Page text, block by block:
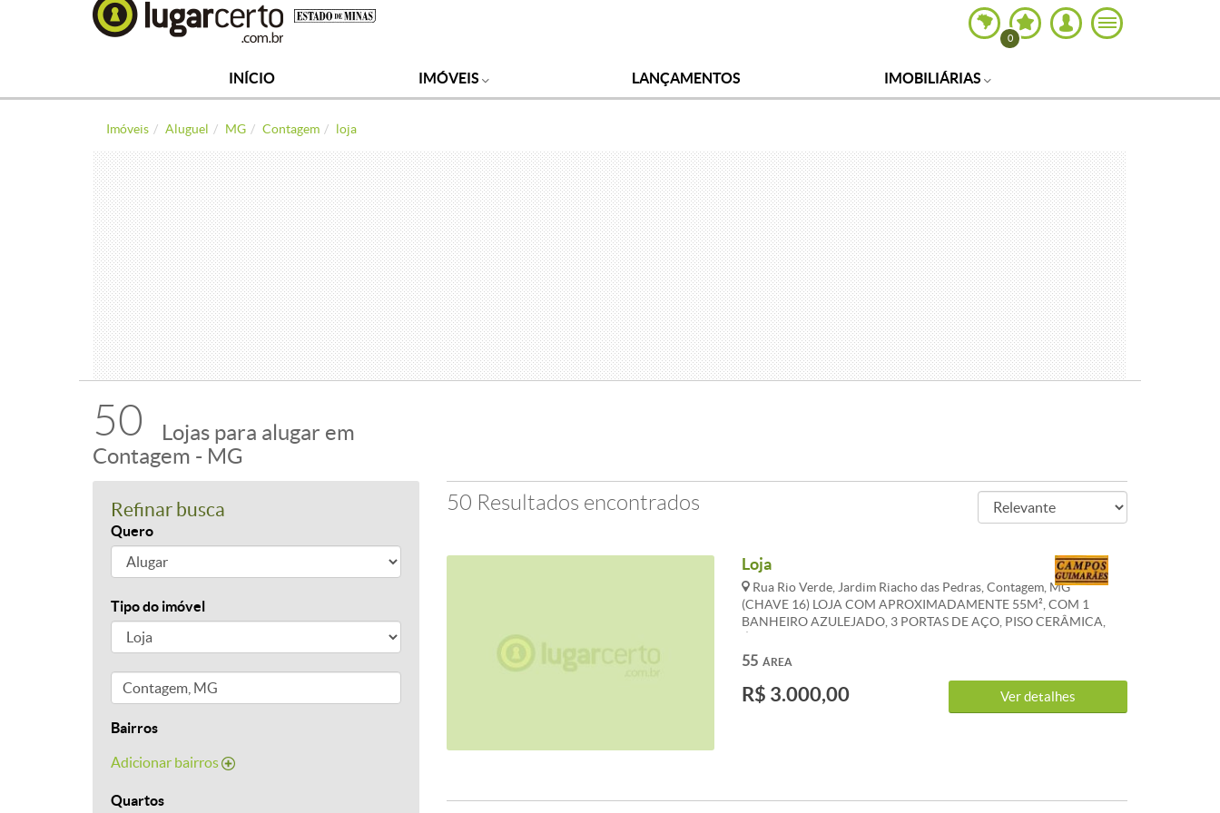
0
INÍCIO IMÓVEIS LANÇAMENTOS IMOBILIÁRIAS
Imóveis Aluguel MG Contagem loja
50
Lojas para alugar em
Contagem - MG
Refinar busca
Quero
Tipo do imóvel
Bairros
Adicionar bairros
Quartos
50 Resultados encontrados
Loja
Rua Rio Verde, Jardim Riacho das Pedras, Contagem, MG
(CHAVE 16) LOJA COM APROXIMADAMENTE 55M², COM 1
BANHEIRO AZULEJADO, 3 PORTAS DE AÇO, PISO CERÂMICA,
E CONDOMÍNIO SÃO REFERENCIAIS E PODEM SOFRER
ÁREA
55
R$ 3.000,00 Ver detalhes